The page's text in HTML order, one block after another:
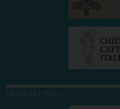
MEDIA CATTOLICI